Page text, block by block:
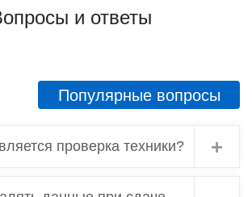
Вопросы и ответы
Популярные вопросы